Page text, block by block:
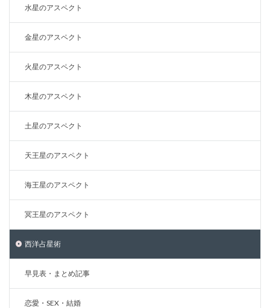
水星のアスペクト
金星のアスペクト
火星のアスペクト
木星のアスペクト
土星のアスペクト
天王星のアスペクト
海王星のアスペクト
冥王星のアスペクト
西洋占星術
早見表・まとめ記事
恋愛・SEX・結婚